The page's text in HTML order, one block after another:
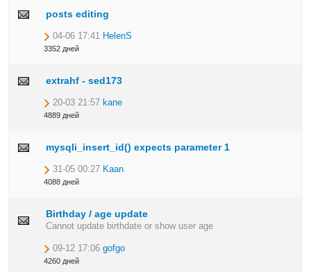
posts editing
04-06 17:41 HelenS
3352 дней
extrahf - sed173
20-03 21:57 kane
4889 дней
mysqli_insert_id() expects parameter 1
31-05 00:27 Kaan
4088 дней
Birthday / age update
Cannot update birthdate or show user age
09-12 17:06 gofgo
4260 дней